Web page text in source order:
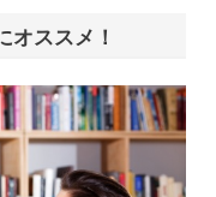
オススメ！